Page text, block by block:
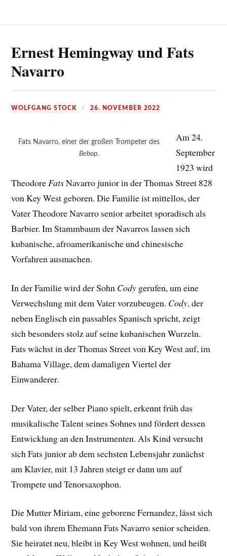
Ernest Hemingway und Fats
Navarro
WOLFGANG STOCK 26. NOVEMBER 2022
Fats Navarro, einer der großen Trompeter des
Bebop.
Am 24.
September
1923 wird
TheodoreFatsNavarro junior in der Thomas Street 828
von Key West geboren. Die Familie ist mittellos, der
Vater Theodore Navarro senior arbeitet sporadisch als
Barbier. Im Stammbaum der Navarros lassen sich
kubanische, afroamerikanische und chinesische
Vorfahren ausmachen.
In der Familie wird der Sohn Cody gerufen, um eine
Verwechslung mit dem Vater vorzubeugen. Cody, der
neben Englisch ein passables Spanisch spricht, zeigt
sich besonders stolz auf seine kubanischen Wurzeln.
Fats wächst in der Thomas Street von Key West auf, im
Bahama Village, dem damaligen Viertel der
Einwanderer.
Der Vater, der selber Piano spielt, erkennt früh das
musikalische Talent seines Sohnes und fördert dessen
Entwicklung an den Instrumenten. Als Kind versucht
sich Fats junior ab dem sechsten Lebensjahr zunächst
am Klavier, mit 13 Jahren steigt er dann um auf
Trompete und Tenorsaxophon.
Die Mutter Miriam, eine geborene Fernandez, lässt sich
bald von ihrem Ehemann Fats Navarro senior scheiden.
Sie heiratet neu, bleibt in Key West wohnen, und heißt